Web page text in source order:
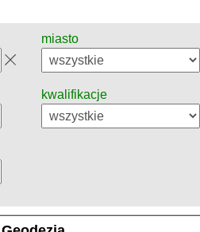
miasto
kwalifikacje